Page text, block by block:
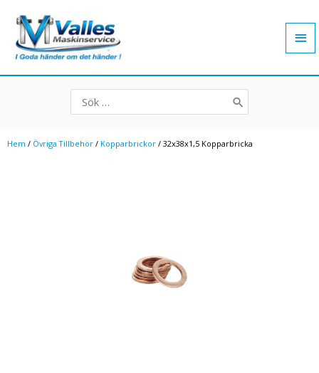
innehåll
Search
for:
Hem / Övriga Tillbehör / Kopparbrickor / 32x38x1,5 Kopparbricka